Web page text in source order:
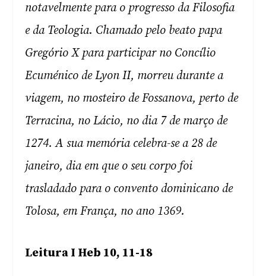
notavelmente para o progresso da Filosofia
e da Teologia. Chamado pelo beato papa
Gregório X para participar no Concílio
Ecuménico de Lyon II, morreu durante a
viagem, no mosteiro de Fossanova, perto de
Terracina, no Lácio, no dia 7 de março de
1274. A sua memória celebra-se a 28 de
janeiro, dia em que o seu corpo foi
trasladado para o convento dominicano de
Tolosa, em França, no ano 1369.
Leitura I Heb 10, 11-18